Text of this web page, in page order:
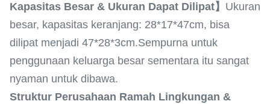
Kapasitas Besar & Ukuran Dapat Dilipat】 Ukuran
besar, kapasitas keranjang: 28*17*47cm, bisa
dilipat menjadi 47*28*3cm.Sempurna untuk
penggunaan keluarga besar sementara itu sangat
nyaman untuk dibawa.
Struktur Perusahaan Ramah Lingkungan &